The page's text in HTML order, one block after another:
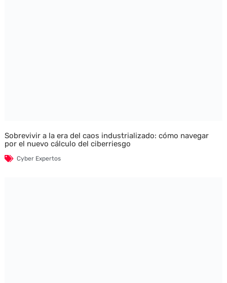
Sobrevivir a la era del caos industrializado: cómo navegar
por el nuevo cálculo del ciberriesgo
Cyber Expertos